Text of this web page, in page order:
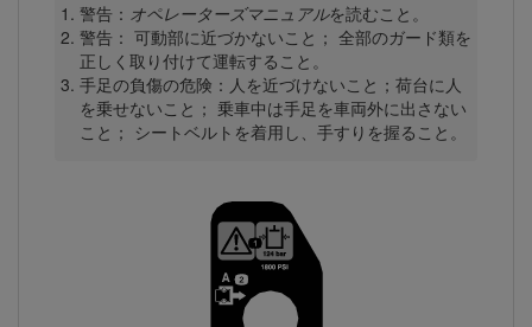
警告： オペレーターズマニュアルを読むこと。
警告： 可動部に近づかないこと； 全部のガード類を
正しく取り付けて運転すること。
手足の負傷の危険：人を近づけないこと；荷台に人
を乗せないこと； 乗車中は手足を車両外に出さない
こと； シートベルトを着用し、手すりを握ること。